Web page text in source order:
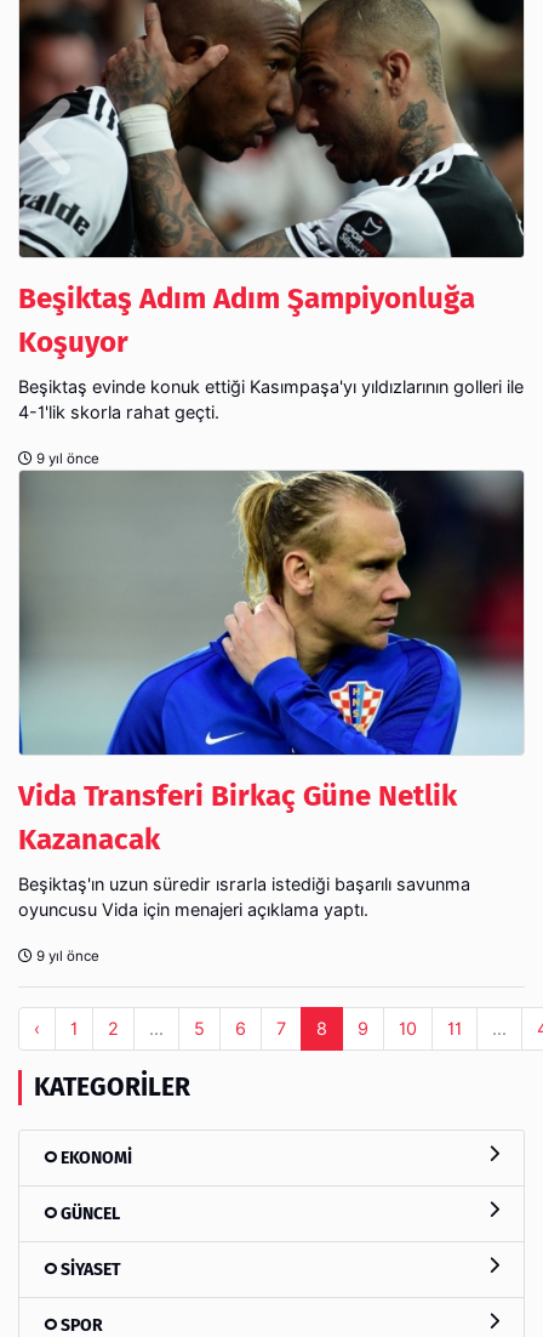
Beşiktaş Adım Adım Şampiyonluğa
Koşuyor
Beşiktaş evinde konuk ettiği Kasımpaşa'yı yıldızlarının golleri ile
4-1'lik skorla rahat geçti.
9 yıl önce
Vida Transferi Birkaç Güne Netlik
Kazanacak
Beşiktaş'ın uzun süredir ısrarla istediği başarılı savunma
oyuncusu Vida için menajeri açıklama yaptı.
9 yıl önce
‹ 1 2 ... 5 6 7 8 9 10 11 ...
KATEGORILER
EKONOMİ
GÜNCEL
SİYASET
SPOR